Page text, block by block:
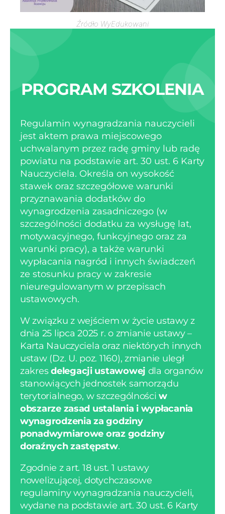
Źródło WyEdukowani
PROGRAM SZKOLENIA
Regulamin wynagradzania nauczycieli
jest aktem prawa miejscowego
uchwalanym przez radę gminy lub radę
powiatu na podstawie art. 30 ust. 6 Karty
Nauczyciela. Określa on wysokość
stawek oraz szczegółowe warunki
przyznawania dodatków do
wynagrodzenia zasadniczego (w
szczególności dodatku za wysługę lat,
motywacyjnego, funkcyjnego oraz za
warunki pracy), a także warunki
wypłacania nagród i innych świadczeń
ze stosunku pracy w zakresie
nieuregulowanym w przepisach
ustawowych.
W związku z wejściem w życie ustawy z
dnia 25 lipca 2025 r. o zmianie ustawy –
Karta Nauczyciela oraz niektórych innych
ustaw (Dz. U. poz. 1160), zmianie uległ
zakresdelegacji ustawowej dla organów
stanowiących jednostek samorządu
terytorialnego, w szczególnościw
obszarze zasad ustalania i wypłacania
wynagrodzenia za godziny
ponadwymiarowe oraz godziny
doraźnych zastępstw.
Zgodnie z art. 18 ust. 1 ustawy
nowelizującej, dotychczasowe
regulaminy wynagradzania nauczycieli,
wydane na podstawie art. 30 ust. 6 Karty